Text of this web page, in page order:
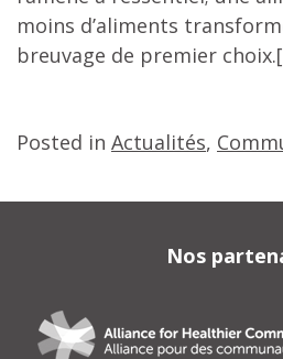
moins d’aliments
breuvage de premier
Posted in Actualités,
Nos